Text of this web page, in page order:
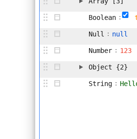
jsPanel
Boolean :
Null : null
Number : 123
Object {2}
String :